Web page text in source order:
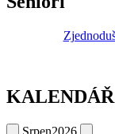
Srpen2026